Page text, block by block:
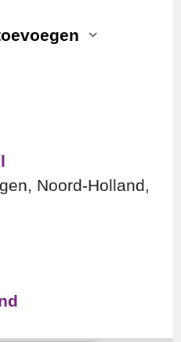
Noord-Holland,